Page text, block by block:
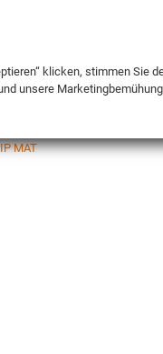
MAT
klicken, stimmen Sie
unsere